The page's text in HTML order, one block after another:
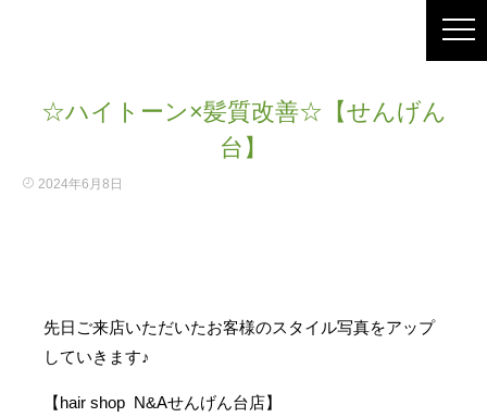
☆ハイトーン×髪質改善☆【せんげん
台】
2024年6月8日
先日ご来店いただいたお客様のスタイル写真をアップ
していきます♪
【hair shop N&Aせんげん台店】